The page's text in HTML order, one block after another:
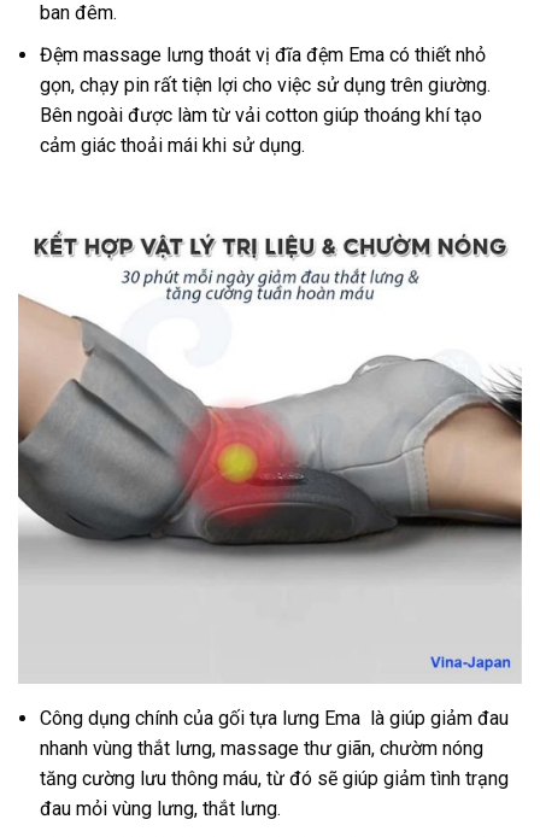
ban đêm.
Đệm massage lưng thoát vị đĩa đệm Ema có thiết nhỏ
gọn, chạy pin rất tiện lợi cho việc sử dụng trên giường.
Bên ngoài được làm từ vải cotton giúp thoáng khí tạo
cảm giác thoải mái khi sử dụng.
Công dụng chính của gối tựa lưng Ema là giúp giảm đau
nhanh vùng thắt lưng, massage thư giãn, chườm nóng
tăng cường lưu thông máu, từ đó sẽ giúp giảm tình trạng
đau mỏi vùng lưng, thắt lưng.